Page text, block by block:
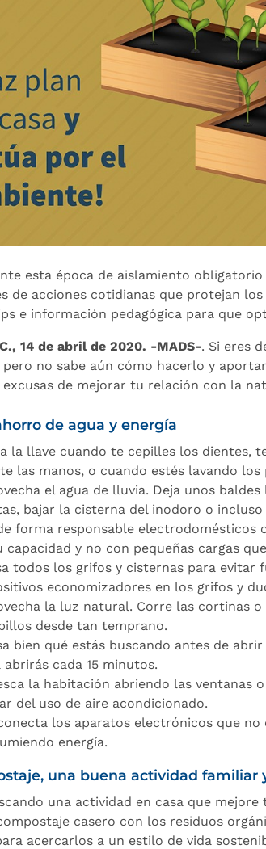
esta época de aislamiento
de acciones cotidianas que protejan
e información pedagógica para que
14 de abril de 2020. -MADS-. Si eres
pero no sabe aún cómo hacerlo y
excusas de mejorar tu relación con la
de agua y energía
la llave cuando te cepilles los dientes,
las manos, o cuando estés lavando
el agua de lluvia. Deja unos
bajar la cisterna del inodoro o
forma responsable electrodomésticos
capacidad y no con pequeñas cargas
todos los grifos y cisternas para evitar
economizadores en los grifos y
la luz natural. Corre las cortinas
desde tan temprano.
bien qué estás buscando antes de
abrirás cada 15 minutos.
la habitación abriendo las ventanas
del uso de aire acondicionado.
los aparatos electrónicos que no
energía.
una buena actividad
una actividad en casa que
casero con los residuos
acercarlos a un estilo de vida